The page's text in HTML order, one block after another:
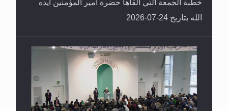
خطبة الجمعة التي ألقاها حضرة أمير المؤمنين أيده
الله بتاريخ 24-07-2026